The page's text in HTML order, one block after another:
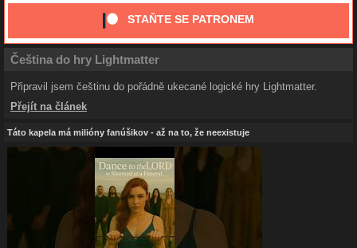
STAŇTE SE PATRONEM
Čeština do hry Lightmatter
Připravil jsem češtinu do pořádně ukecané logické hry Lightmatter.
Přejít na článek
Táto kapela má milióny fanúšikov - až na to, že neexistuje